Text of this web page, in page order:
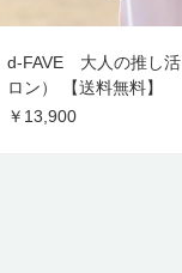
d-FAVE 大人の推し
ロン） 【送料無料】
￥13,900